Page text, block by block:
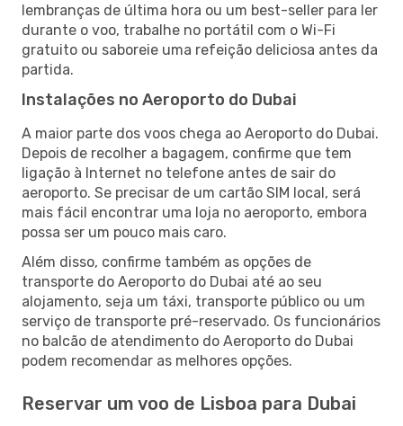
lembranças de última hora ou um best-seller para ler
durante o voo, trabalhe no portátil com o Wi-Fi
gratuito ou saboreie uma refeição deliciosa antes da
partida.
Instalações no Aeroporto do Dubai
A maior parte dos voos chega ao Aeroporto do Dubai.
Depois de recolher a bagagem, confirme que tem
ligação à Internet no telefone antes de sair do
aeroporto. Se precisar de um cartão SIM local, será
mais fácil encontrar uma loja no aeroporto, embora
possa ser um pouco mais caro.
Além disso, confirme também as opções de
transporte do Aeroporto do Dubai até ao seu
alojamento, seja um táxi, transporte público ou um
serviço de transporte pré-reservado. Os funcionários
no balcão de atendimento do Aeroporto do Dubai
podem recomendar as melhores opções.
Reservar um voo de Lisboa para Dubai